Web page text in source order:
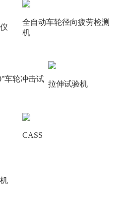
全自动车轮径向疲劳检测
机
车轮冲击试
拉伸试验机
CASS